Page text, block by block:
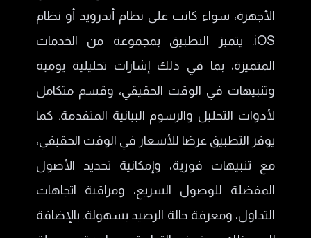
الأجهزة، سواء كانت على نظام أندرويد أو نظام
iOS. يتميز التطبيق بمجموعة من الخدمات
المتميزة، بما في ذلك إشارات تحليلية يومية
وتنبيهات في الوقت الحقيقي، وقسم متكامل
لأدوات التحليل والرسوم البيانية المتقدمة. كما
يوفر التطبيق عرضا للأسعار في الوقت الحقيقي،
مع تنبيهات فورية، وإمكانية تحديد الأصول
المفضلة للوصول السريع، ومراقبة اتجاهات
التداول، ومعرفة حالة الرصيد بسهولة. بالإضافة